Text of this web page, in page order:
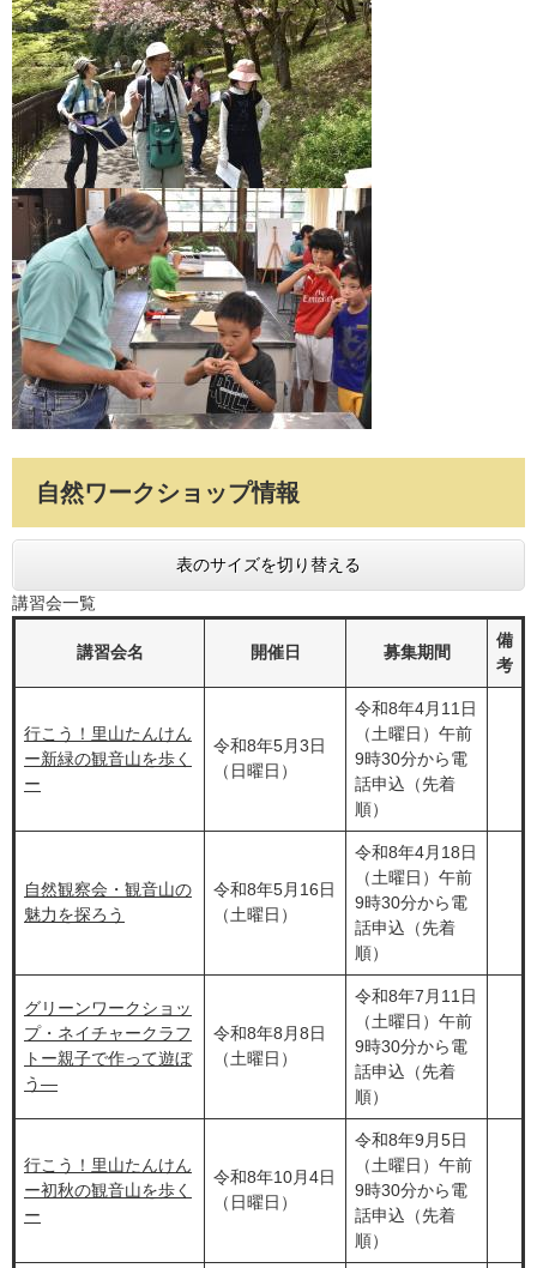
自然ワークショップ情報
表のサイズを切り替える
講習会一覧
講習会名 開催日 募集期間
備
考
行こう！里山たんけん
ー新緑の観音山を歩く
ー
令和8年5月3日
（日曜日）
令和8年4月11日
（土曜日）午前
9時30分から電
話申込（先着
順）
自然観察会・観音山の
魅力を探ろう
令和8年5月16日
（土曜日）
令和8年4月18日
（土曜日）午前
9時30分から電
話申込（先着
順）
グリーンワークショッ
プ・ネイチャークラフ
トー親子で作って遊ぼ
う―
令和8年8月8日
（土曜日）
令和8年7月11日
（土曜日）午前
9時30分から電
話申込（先着
順）
行こう！里山たんけん
ー初秋の観音山を歩く
ー
令和8年10月4日
（日曜日）
令和8年9月5日
（土曜日）​午前
9時30分から電
話申込（先着
順）